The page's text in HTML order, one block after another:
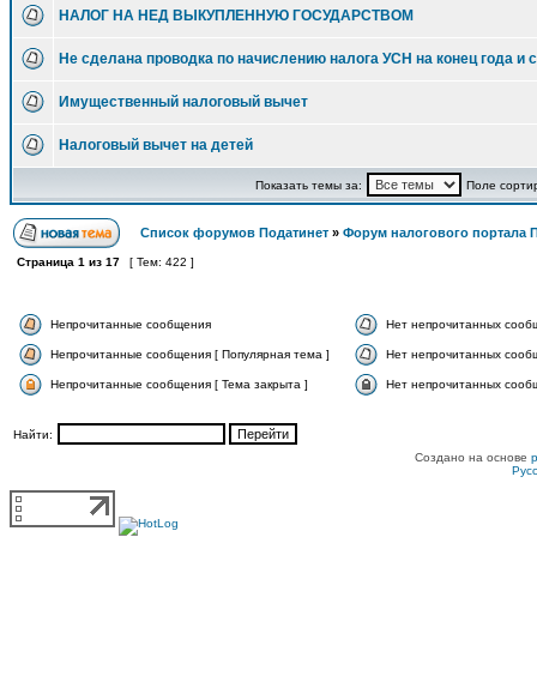
НАЛОГ НА НЕД ВЫКУПЛЕННУЮ ГОСУДАРСТВОМ
Не сделана проводка по начислению налога УСН на конец года и
Имущественный налоговый вычет
Налоговый вычет на детей
Показать темы за: Поле
Список форумов Податинет » Форум налогового портала
Страница 1 из 17 [ Тем: 422 ]
Непрочитанные сообщения Нет непрочитанных
Непрочитанные сообщения [ Популярная тема ] Нет непрочитанных
Непрочитанные сообщения [ Тема закрыта ] Нет непрочитанных
Найти:
Создано на основе